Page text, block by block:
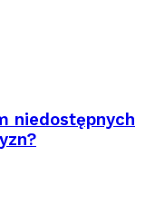
niedostępnych